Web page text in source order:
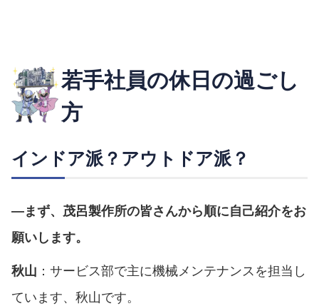
若手社員の休日の過ごし
方
インドア派？アウトドア派？
―まず、茂呂製作所の皆さんから順に自己紹介をお
願いします。
秋山 ：サービス部で主に機械メンテナンスを担当し
ています、秋山です。